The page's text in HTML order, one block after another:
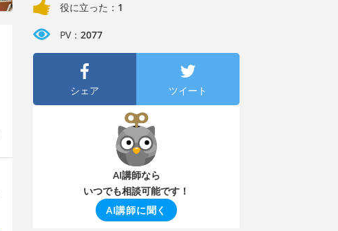
役に立った： 1
PV： 2077
シェア ツイート
AI講師なら
いつでも相談可能です！
AI講師に聞く